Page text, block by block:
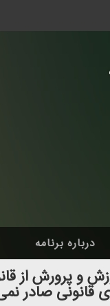
درباره برنامه
و پرورش از
قانونی صادر